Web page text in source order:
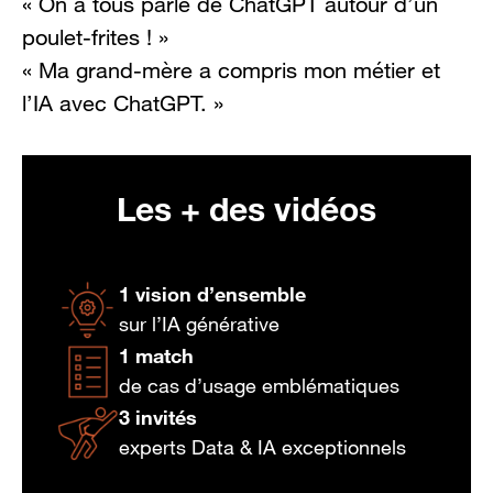
poulet-frites ! »
« Ma grand-mère a compris mon métier et
l’IA avec ChatGPT. »
Les + des vidéos
1 vision d’ensemble
sur l’IA générative
1 match
de cas d’usage emblématiques
3 invités
experts Data & IA exceptionnels